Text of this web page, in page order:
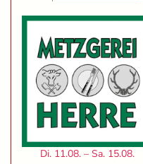
Di. 11.08. – Sa. 15.08.